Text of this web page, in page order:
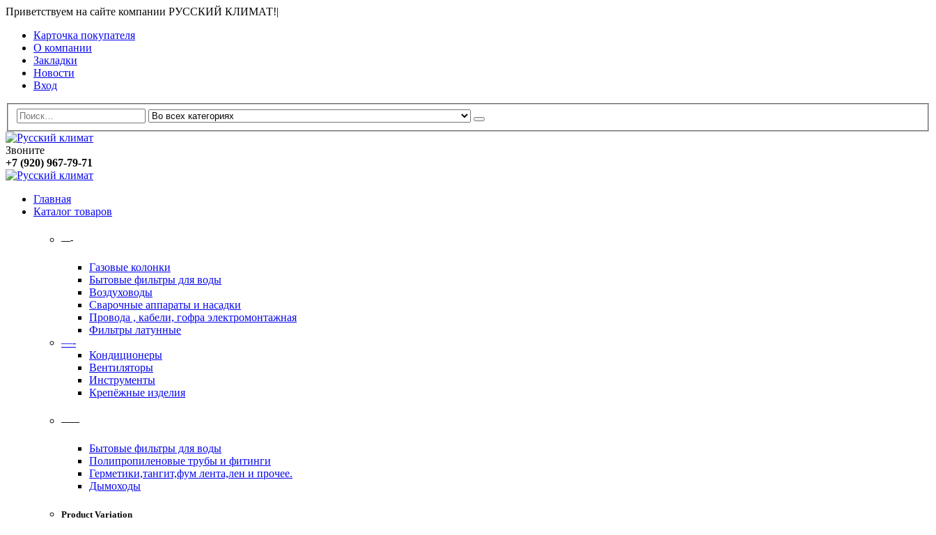
Приветствуем на сайте компании РУССКИЙ КЛИМАТ!|
Карточка покупателя
О компании
Закладки
Новости
Вход
Звоните
+7 (920) 967-79-71
Главная
Каталог товаров
—-
Газовые колонки
Бытовые фильтры для воды
Воздуховоды
Сварочные аппараты и насадки
Провода , кабели, гофра электромонтажная
Фильтры латунные
—-
Кондиционеры
Вентиляторы
Инструменты
Крепёжные изделия
——
Бытовые фильтры для воды
Полипропиленовые трубы и фитинги
Герметики,тангит,фум лента,лен и прочее.
Дымоходы
Product Variation